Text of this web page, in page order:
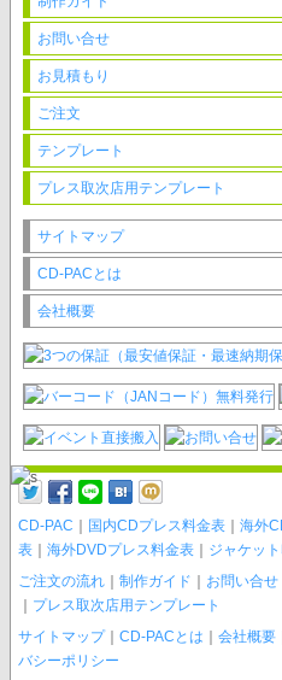
お問い合せ
お見積もり
ご注文
テンプレート
プレス取次店用テンプレート
サイトマップ
CD-PACとは
会社概要
CD-PAC 国内CDプレス料金表 海外
表
海外DVDプレス料金表
ジャケッ
ご注文の流れ
制作ガイド お問い合せ
プレス取次店用テンプレート
サイトマップ｜ CD-PACとは 会社概要
バシーポリシー